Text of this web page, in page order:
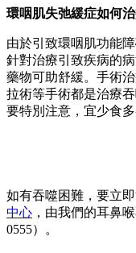
環咽肌失弛緩症如何治
由於引致環咽肌功能
針對治療引致疾病的
藥物可助舒緩。手術
拉術等手術都是治療
要特別注意，宜少食
如有吞噬困難，要立
中心 ，由我們的耳鼻
0555）。